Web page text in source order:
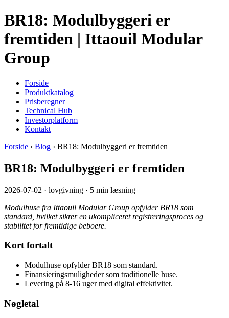
BR18: Modulbyggeri er
fremtiden | Ittaouil Modular
Group
Forside
Produktkatalog
Prisberegner
Technical Hub
Investorplatform
Kontakt
Forside › Blog › BR18: Modulbyggeri er fremtiden
BR18: Modulbyggeri er fremtiden
2026-07-02 · lovgivning · 5 min læsning
Modulhuse fra Ittaouil Modular Group opfylder BR18 som
standard, hvilket sikrer en ukompliceret registreringsproces og
stabilitet for fremtidige beboere.
Kort fortalt
Modulhuse opfylder BR18 som standard.
Finansieringsmuligheder som traditionelle huse.
Levering på 8-16 uger med digital effektivitet.
Nøgletal